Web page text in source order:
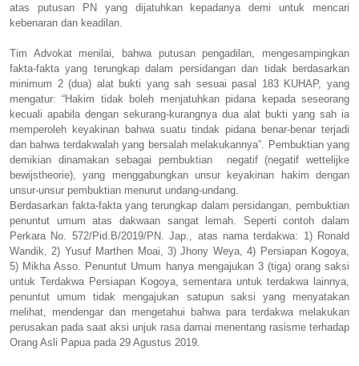
atas putusan PN yang dijatuhkan kepadanya demi untuk mencari
kebenaran dan keadilan.
Tim Advokat menilai, bahwa putusan pengadilan, mengesampingkan
fakta-fakta yang terungkap dalam persidangan dan tidak berdasarkan
minimum 2 (dua) alat bukti yang sah sesuai pasal 183 KUHAP, yang
mengatur: “Hakim tidak boleh menjatuhkan pidana kepada seseorang
kecuali apabila dengan sekurang-kurangnya dua alat bukti yang sah ia
memperoleh keyakinan bahwa suatu tindak pidana benar-benar terjadi
dan bahwa terdakwalah yang bersalah melakukannya”. Pembuktian yang
demikian dinamakan sebagai pembuktian negatif (negatif wettelijke
bewijstheorie), yang menggabungkan unsur keyakinan hakim dengan
unsur-unsur pembuktian menurut undang-undang.
Berdasarkan fakta-fakta yang terungkap dalam persidangan, pembuktian
penuntut umum atas dakwaan sangat lemah. Seperti contoh dalam
Perkara No. 572/Pid.B/2019/PN. Jap., atas nama terdakwa: 1) Ronald
Wandik, 2) Yusuf Marthen Moai, 3) Jhony Weya, 4) Persiapan Kogoya,
5) Mikha Asso. Penuntut Umum hanya mengajukan 3 (tiga) orang saksi
untuk Terdakwa Persiapan Kogoya, sementara untuk terdakwa lainnya,
penuntut umum tidak mengajukan satupun saksi yang menyatakan
melihat, mendengar dan mengetahui bahwa para terdakwa melakukan
perusakan pada saat aksi unjuk rasa damai menentang rasisme terhadap
Orang Asli Papua pada 29 Agustus 2019.